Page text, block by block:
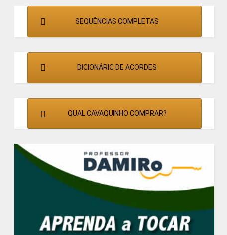
SEQUÊNCIAS COMPLETAS
DICIONÁRIO DE ACORDES
QUAL CAVAQUINHO COMPRAR?